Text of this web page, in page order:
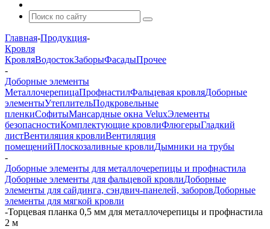
Главная-Продукция-
Кровля
КровляВодостокЗаборыФасадыПрочее
-
Доборные элементы
МеталлочерепицаПрофнастилФальцевая кровляДоборные
элементыУтеплительПодкровельные
пленкиСофитыМансардные окна VeluxЭлементы
безопасностиКомплектующие кровлиФлюгерыГладкий
листВентиляция кровлиВентиляция
помещенийПлоскозаливные кровлиДымники на трубы
-
Доборные элементы для металлочерепицы и профнастила
Доборные элементы для фальцевой кровлиДоборные
элементы для сайдинга, сэндвич-панелей, заборовДоборные
элементы для мягкой кровли
-Торцевая планка 0,5 мм для металлочерепицы и профнастила
2 м